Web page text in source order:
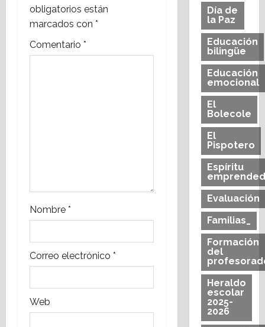
n
d
a
d
a
s
obligatorios están
marcados con *
Comentario *
Nombre *
Correo electrónico *
Web
Día de
la Paz
Educación
bilingüe
Educación
emocional
El
Bolecole
El
Pispotero
Espíritu
Evaluación
Familias_
Formación
del
Heraldo
escolar
2025-
2026